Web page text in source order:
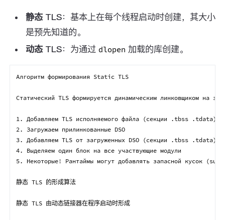
静态 TLS：基本上在每个线程启动时创建，其大小
是预先知道的。
动态 TLS：为通过 dlopen 加载的库创建。
Алгоритм формирования Static TLS
Статический TLS формируется динамическим линковщиком на
1. Добавляем TLS исполняемого файла (секции .tbss .tdata)
2. Загружаем прилинкованные DSO
3. Добавляем TLS от загруженных DSO (секции .tbss .tdata)
4. Выделяем один блок на все участвующие модули
5. Некоторые! Рантаймы могут добавлять запасной кусок
静态 TLS 的形成算法
静态 TLS 由动态链接器在程序启动时形成